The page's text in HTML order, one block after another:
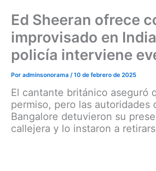
contenido
Ed Sheeran ofrece
improvisado en
policía interviene
Poradminsonorama/10 de febrero de 2025
El cantante británico aseguró
permiso, pero las autoridades
Bangalore detuvieron su
callejera y lo instaron a